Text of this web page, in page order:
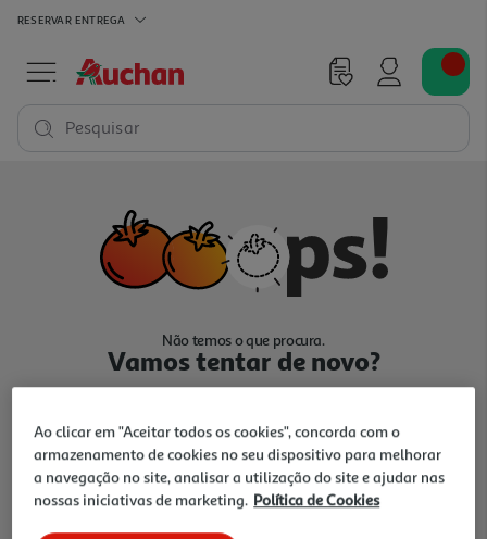
RESERVAR ENTREGA
Pesquisar
Não temos o que procura.
Vamos tentar de novo?
Ir para Homepage
Ao clicar em "Aceitar todos os cookies", concorda com o
armazenamento de cookies no seu dispositivo para melhorar
a navegação no site, analisar a utilização do site e ajudar nas
nossas iniciativas de marketing. Política de Cookies